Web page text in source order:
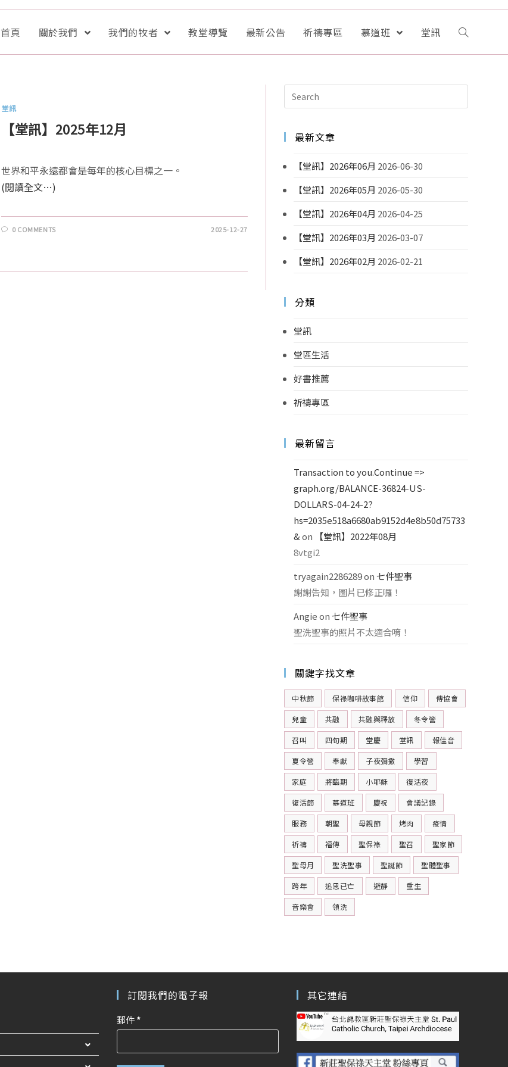
首頁 關於我們 我們的牧者 教堂導覽 最新公告 祈禱專區 慕道班 堂訊
堂訊
【堂訊】2025年12月
世界和平永遠都會是每年的核心目標之一。
(閱讀全文…)
0 COMMENTS 2025-12-27
最新文章
【堂訊】2026年06月 2026-06-30
【堂訊】2026年05月 2026-05-30
【堂訊】2026年04月 2026-04-25
【堂訊】2026年03月 2026-03-07
【堂訊】2026年02月 2026-02-21
分類
堂訊
堂區生活
好書推薦
祈禱專區
最新留言
Transaction to you.Continue =>
graph.org/BALANCE-36824-US-
DOLLARS-04-24-2?
hs=2035e518a6680ab9152d4e8b50d75733
&on
【堂訊】2022年08月
8vtgi2
tryagain2286289on七件聖事
謝謝告知，圖片已修正囉！
Angieon七件聖事
聖洗聖事的照片不太適合唷！
關鍵字找文章
中秋節 保祿咖啡故事館 信仰 傳協會
兒童 共融 共融與釋放 冬令營
召叫 四旬期 堂慶 堂訊 報佳音
夏令營 奉獻 子夜彌撒 學習
家庭 將臨期 小耶穌 復活夜
復活節 慕道班 慶祝 會議記錄
服務 朝聖 母親節 烤肉 疫情
祈禱 福傳 聖保祿 聖召 聖家節
聖母月 聖洗聖事 聖誕節 聖體聖事
跨年 追思已亡 避靜 重生
音樂會 領洗
訂閱我們的電子報
郵件*
其它連結